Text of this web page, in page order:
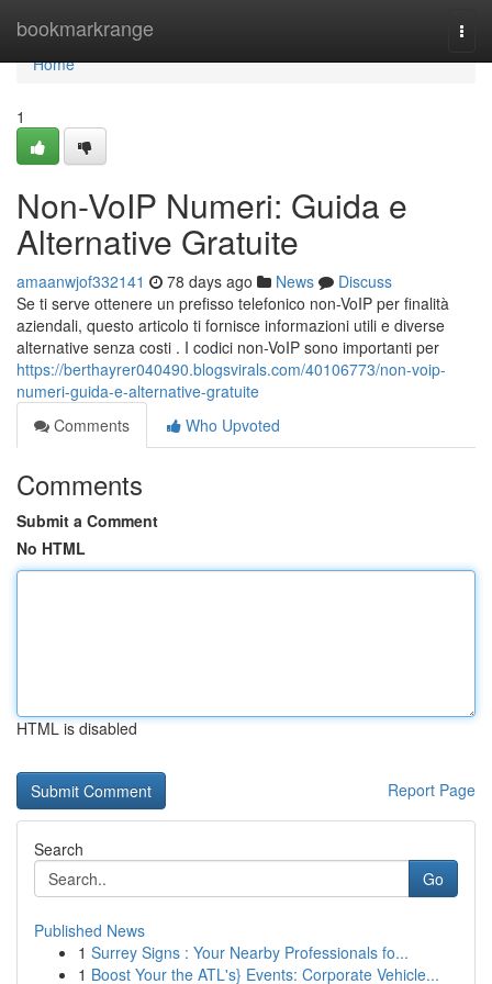
bookmarkrange
Home
Home
1
Non-VoIP Numeri: Guida e
Alternative Gratuite
amaanwjof332141 78 days ago News
Discuss
Se ti serve ottenere un prefisso telefonico non-VoIP per finalità
aziendali, questo articolo ti fornisce informazioni utili e diverse
alternative senza costi . I codici non-VoIP sono importanti per
https://berthayrer040490.blogsvirals.com/40106773/non-voip-
numeri-guida-e-alternative-gratuite
Comments
Who Upvoted
Comments
Submit a Comment
No HTML
HTML is disabled
Report Page
Search
Go
Published News
1 Surrey Signs : Your Nearby Professionals fo...
1 Boost Your the ATL's} Events: Corporate Vehicle...